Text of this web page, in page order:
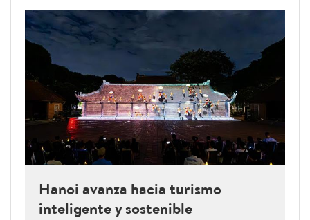
Hanoi avanza hacia turismo
inteligente y sostenible